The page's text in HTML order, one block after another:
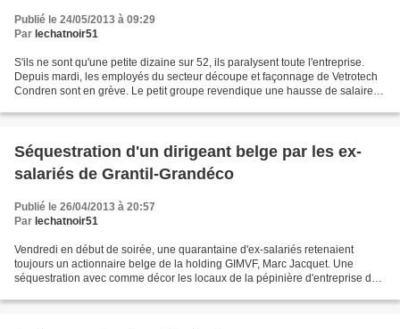
Publié le 24/05/2013 à 09:29
Par lechatnoir51
S'ils ne sont qu'une petite dizaine sur 52, ils paralysent toute l'entreprise.
Depuis mardi, les employés du secteur découpe et façonnage de Vetrotech
Condren sont en grève. Le petit groupe revendique une hausse de salaire
Séquestration d'un dirigeant belge par les ex-
salariés de Grantil-Grandéco
Publié le 26/04/2013 à 20:57
Par lechatnoir51
Vendredi en début de soirée, une quarantaine d'ex-salariés retenaient
toujours un actionnaire belge de la holding GIMVF, Marc Jacquet. Une
séquestration avec comme décor les locaux de la pépinière d'entreprise de